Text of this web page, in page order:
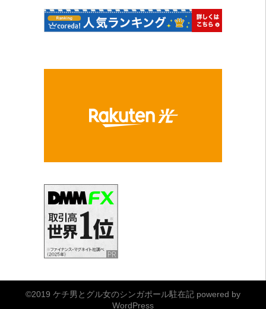
©2019 ケチ男とグル女のシンガポール駐在記powered by
WordPress